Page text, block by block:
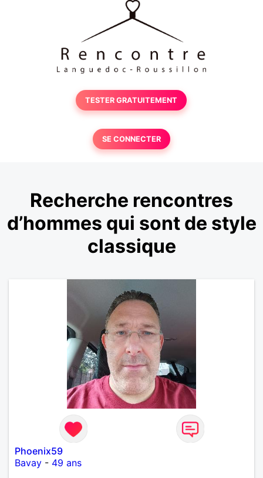
TESTER GRATUITEMENT
SE CONNECTER
Recherche rencontres
d’hommes qui sont de style
classique
Phoenix59
Bavay - 49 ans